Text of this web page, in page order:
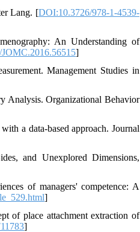
Lang. [DOI:10.3726/978-1-4539-
An Understanding of
]
Management Studies in
Analysis. Organizational Behavior
a data-based approach. Journal
and Unexplored Dimensions,
of managers' competence: A
]
of place attachment extraction of
]